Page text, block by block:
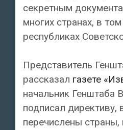
секретным
многих странах, в
республиках
Представитель
рассказал газете
начальник Генштаба
подписал директиву,
перечислены